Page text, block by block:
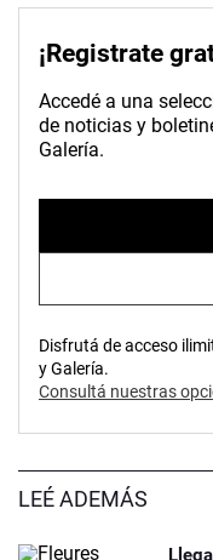
¡Registrate
Accedé a una
de noticias y
Galería.
Disfrutá de acceso
y Galería.
Consultá nuestras
LEÉ ADEMÁS